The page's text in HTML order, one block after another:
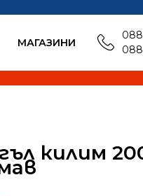
MАГАЗИНИ
килим